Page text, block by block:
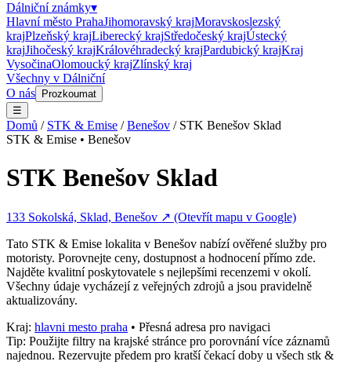
Dálniční známky▾
Hlavní město PrahaJihomoravský krajMoravskoslezský
krajPlzeňský krajLiberecký krajStředočeský krajÚstecký
krajJihočeský krajKrálovéhradecký krajPardubický krajKraj
VysočinaOlomoucký krajZlínský kraj
Všechny v Dálniční
O nás
Prozkoumat
☰
Domů / STK & Emise /Benešov / STK Benešov Sklad
STK & Emise • Benešov
STK Benešov Sklad
133 Sokolská, Sklad, Benešov ↗ (Otevřít mapu v Google)
Tato STK & Emise lokalita v Benešov nabízí ověřené služby pro
motoristy. Porovnejte ceny, dostupnost a hodnocení přímo zde.
Najděte kvalitní poskytovatele s nejlepšími recenzemi v okolí.
Všechny údaje vycházejí z veřejných zdrojů a jsou pravidelně
aktualizovány.
Kraj: hlavni mesto praha • Přesná adresa pro navigaci
Tip: Použijte filtry na krajské stránce pro porovnání více záznamů
najednou. Rezervujte předem pro kratší čekací doby u všech stk &